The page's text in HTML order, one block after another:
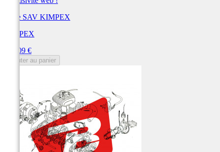
Pièce SAV KIMPEX
KIMPEX
107,09 €
Ajouter au panier